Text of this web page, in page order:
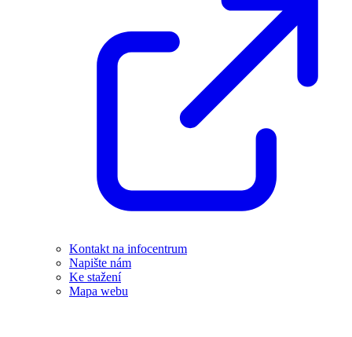
Kontakt na infocentrum
Napište nám
Ke stažení
Mapa webu